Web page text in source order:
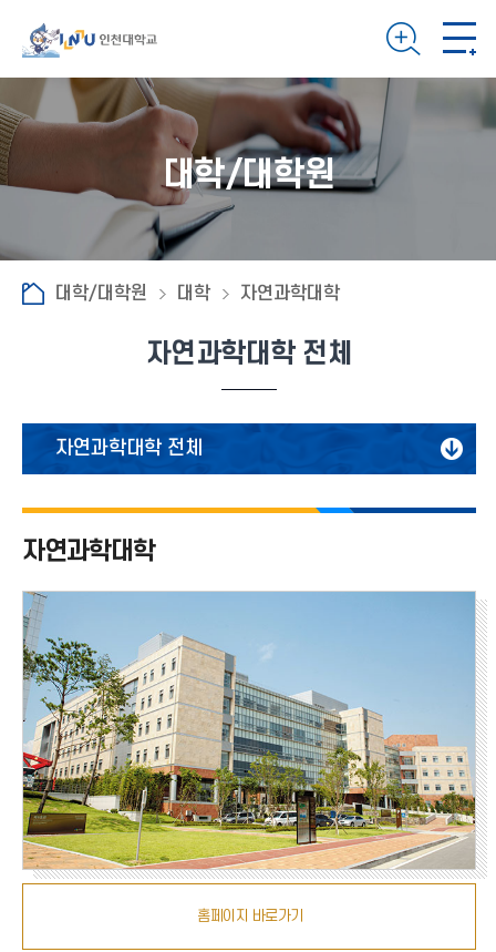
대학/대학원
대학/대학원 대학 자연과학대학
자연과학대학 전체
자연과학대학 전체
수학과
화학과
패션산업학과
해양학과
홈페이지 바로가기
자연과학대학